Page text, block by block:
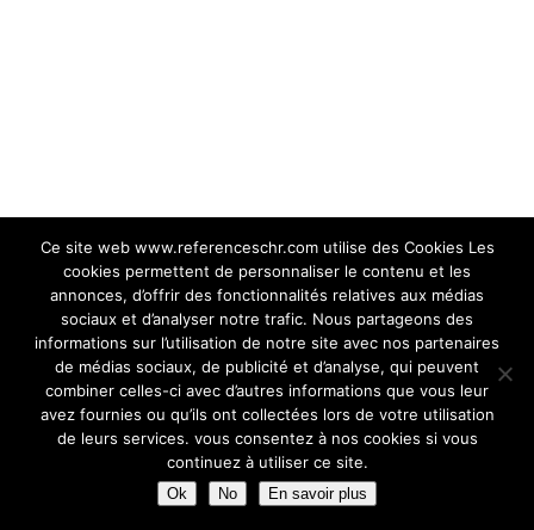
Ce site web www.referenceschr.com utilise des Cookies Les
cookies permettent de personnaliser le contenu et les
annonces, d’offrir des fonctionnalités relatives aux médias
sociaux et d’analyser notre trafic. Nous partageons des
informations sur l’utilisation de notre site avec nos partenaires
de médias sociaux, de publicité et d’analyse, qui peuvent
combiner celles-ci avec d’autres informations que vous leur
avez fournies ou qu’ils ont collectées lors de votre utilisation
de leurs services. vous consentez à nos cookies si vous
continuez à utiliser ce site.
Ok No En savoir plus